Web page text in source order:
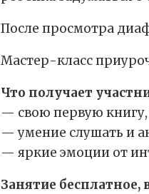
После просмотра
Мастер-класс
Что получает
— свою первую
— умение слушать и
— яркие эмоции от
Занятие бесплатное,